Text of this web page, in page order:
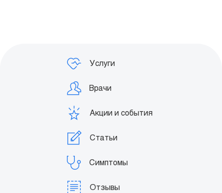
Услуги
Врачи
Акции и события
Статьи
Симптомы
Отзывы